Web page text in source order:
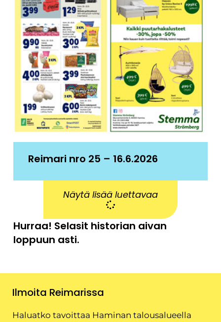
Reimari nro 25 – 16.6.2026
Näytä lisää luettavaa
Hurraa! Selasit historian aivan
loppuun asti.
Ilmoita Reimarissa
Haluatko tavoittaa Haminan talousalueella